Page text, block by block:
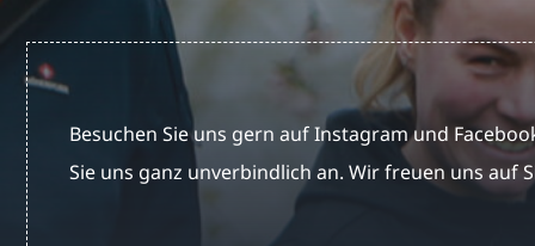
Besuchen Sie uns gern auf Instagram und
Sie uns ganz unverbindlich an. Wir freuen uns auf